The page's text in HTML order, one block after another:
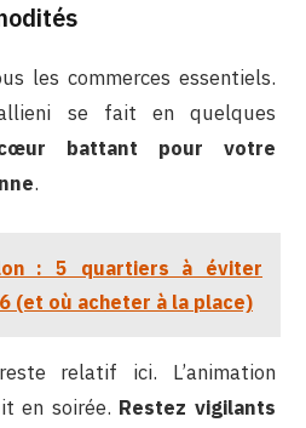
les commerces essentiels.
se fait en quelques
battant pour votre
.
: 5 quartiers à éviter
(et où acheter à la place)
relatif ici. L’animation
en soirée. Restez vigilants